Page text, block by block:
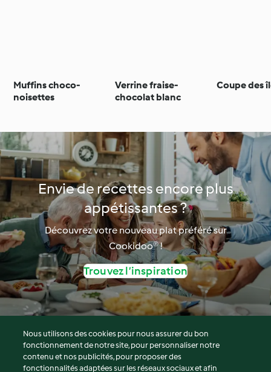
Muffins choco-
noisettes
Verrine fraise-
chocolat blanc
Coupe des
Envie de recettes encore plus
appétissantes ?
Découvrez votre nouveau plat préféré sur
Cookidoo® !
Trouvez l’inspiration
© Copyright 2026
Nous utilisons des cookies pour nous assurer du bon
fonctionnement de notre site, pour personnaliser notre
contenu et nos publicités, pour proposer des
fonctionnalités adaptées sur les réseaux sociaux et afin